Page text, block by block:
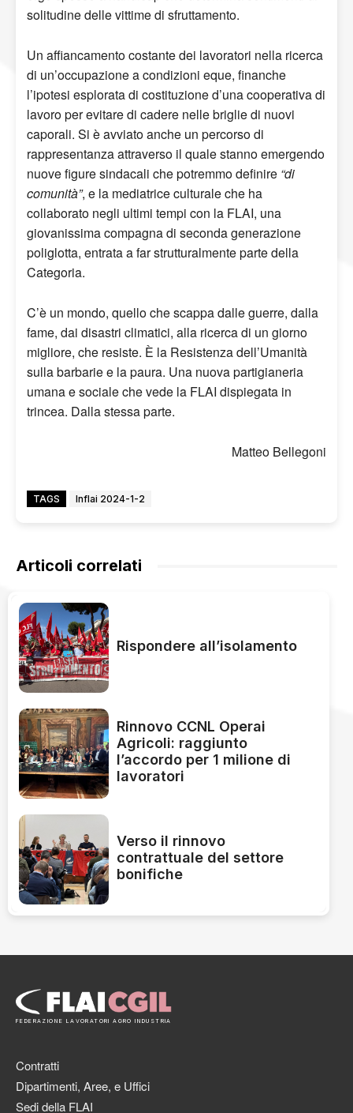
solitudine delle vittime di sfruttamento.
Un affiancamento costante dei lavoratori nella ricerca
di un’occupazione a condizioni eque, finanche
l’ipotesi esplorata di costituzione d’una cooperativa di
lavoro per evitare di cadere nelle briglie di nuovi
caporali. Si è avviato anche un percorso di
rappresentanza attraverso il quale stanno emergendo
nuove figure sindacali che potremmo definire “di
comunità”, e la mediatrice culturale che ha
collaborato negli ultimi tempi con la FLAI, una
giovanissima compagna di seconda generazione
poliglotta, entrata a far strutturalmente parte della
Categoria.
C’è un mondo, quello che scappa dalle guerre, dalla
fame, dai disastri climatici, alla ricerca di un giorno
migliore, che resiste. È la Resistenza dell’Umanità
sulla barbarie e la paura. Una nuova partigianeria
umana e sociale che vede la FLAI dispiegata in
trincea. Dalla stessa parte.
Matteo Bellegoni
TAGS Inflai 2024-1-2
Articoli correlati
Rispondere all’isolamento
Rinnovo CCNL Operai
Agricoli: raggiunto
l’accordo per 1 milione di
lavoratori
Verso il rinnovo
contrattuale del settore
bonifiche
FEDERAZIONE LAVORATORI AGRO INDUSTRIA
Contratti
Dipartimenti, Aree, e Uffici
Sedi della FLAI